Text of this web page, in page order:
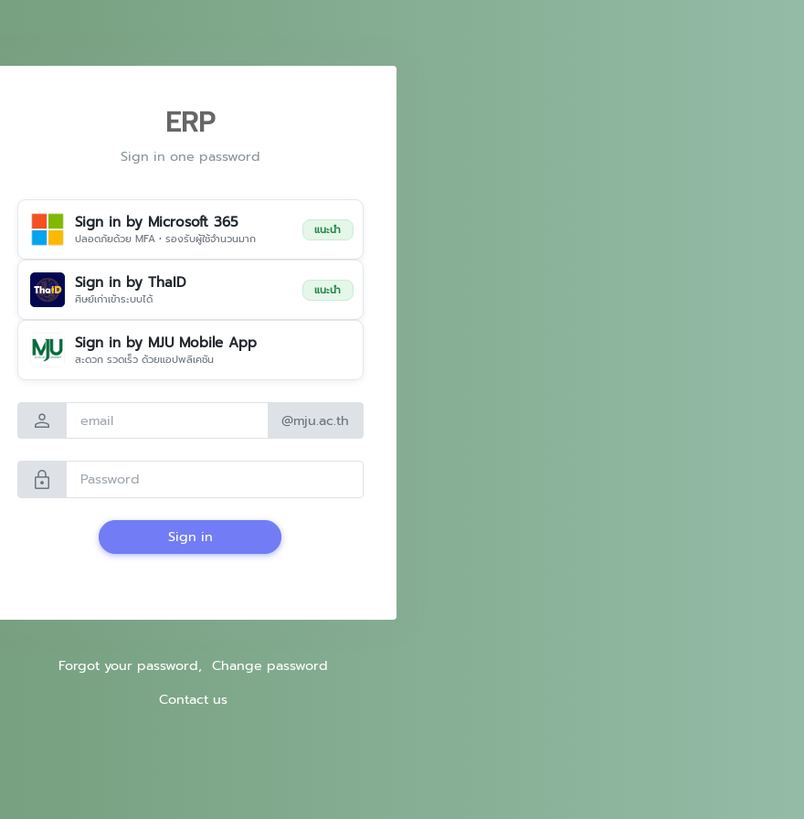
ERP
Sign in one password
Sign in by Microsoft 365
ปลอดภัยด้วย MFA • รองรับผู้ใช้จำนวนมาก
แนะนำ
Sign in by ThaID
ศิษย์เก่าเข้าระบบได้
แนะนำ
Sign in by MJU Mobile App
สะดวก รวดเร็ว ด้วยแอปพลิเคชัน
person @mju.ac.th
lock
Sign in
Forgot your password, Change password
Contact us